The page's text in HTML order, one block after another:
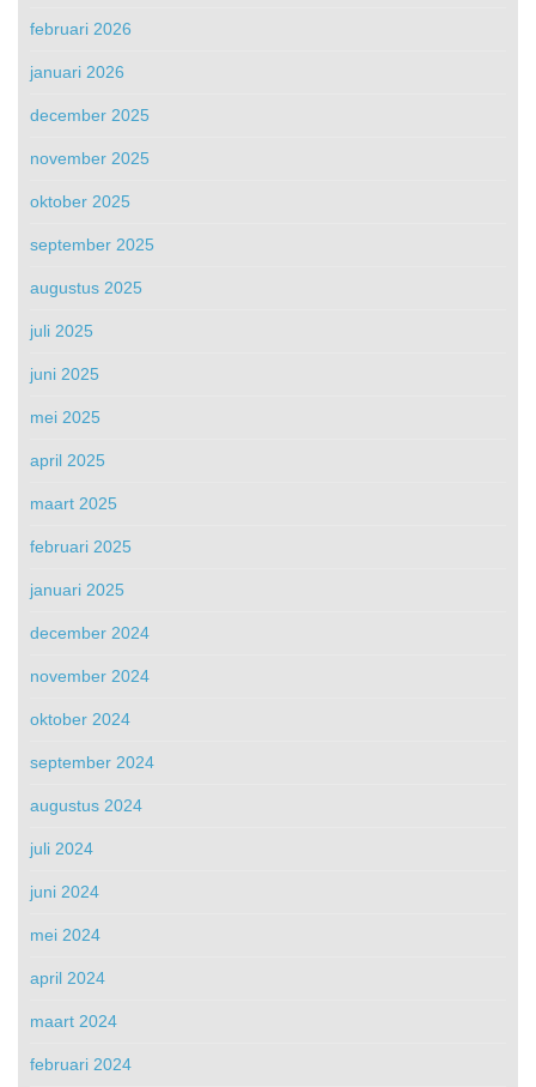
februari 2026
januari 2026
december 2025
november 2025
oktober 2025
september 2025
augustus 2025
juli 2025
juni 2025
mei 2025
april 2025
maart 2025
februari 2025
januari 2025
december 2024
november 2024
oktober 2024
september 2024
augustus 2024
juli 2024
juni 2024
mei 2024
april 2024
maart 2024
februari 2024